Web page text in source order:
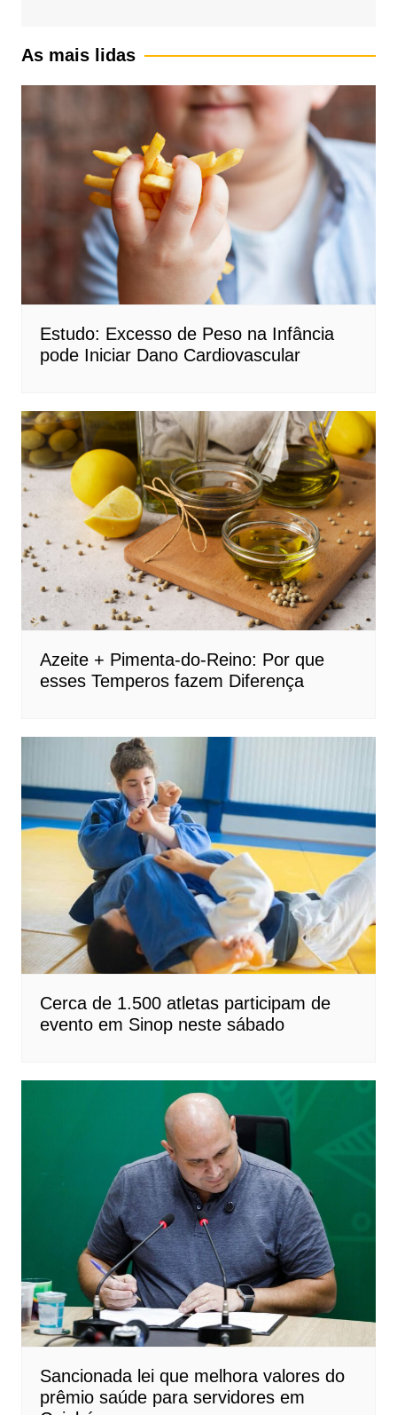
As mais lidas
Estudo: Excesso de Peso na Infância
pode Iniciar Dano Cardiovascular
Azeite + Pimenta-do-Reino: Por que
esses Temperos fazem Diferença
Cerca de 1.500 atletas participam de
evento em Sinop neste sábado
Sancionada lei que melhora valores do
prêmio saúde para servidores em